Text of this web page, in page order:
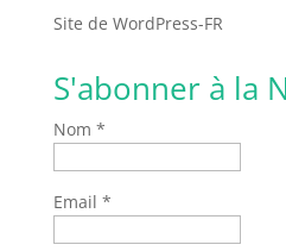
Site de WordPress-FR
S'abonner à la
Nom *
Email *